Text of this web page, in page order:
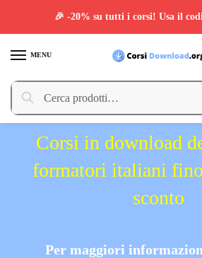
MENU
Cerca:
Cerca
Corsi in download
formatori italiani
sconto
Per maggiori
🎉 -20% su tutti i corsi! Usa il